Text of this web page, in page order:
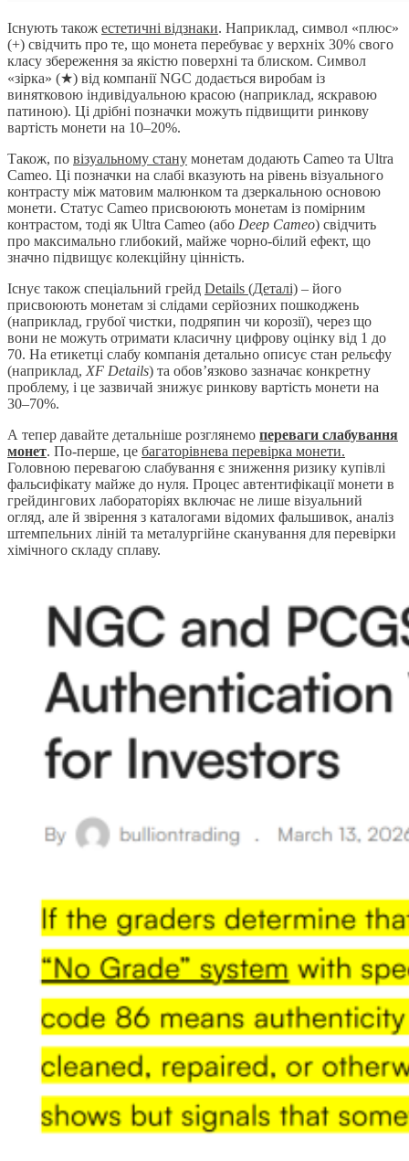
Існують також естетичні відзнаки. Наприклад, символ «плюс»
(+) свідчить про те, що монета перебуває у верхніх 30% свого
класу збереження за якістю поверхні та блиском. Символ
«зірка» (★) від компанії NGC додається виробам із
винятковою індивідуальною красою (наприклад, яскравою
патиною). Ці дрібні позначки можуть підвищити ринкову
вартість монети на 10–20%.
Також, по візуальному стану монетам додають Cameo та Ultra
Cameo. Ці позначки на слабі вказують на рівень візуального
контрасту між матовим малюнком та дзеркальною основою
монети. Статус Cameo присвоюють монетам із помірним
контрастом, тоді як Ultra Cameo (або Deep Cameo) свідчить
про максимально глибокий, майже чорно-білий ефект, що
значно підвищує колекційну цінність.
Існує також спеціальний грейд Details (Деталі) – його
присвоюють монетам зі слідами серйозних пошкоджень
(наприклад, грубої чистки, подряпин чи корозії), через що
вони не можуть отримати класичну цифрову оцінку від 1 до
70. На етикетці слабу компанія детально описує стан рельєфу
(наприклад, XF Details) та обов’язково зазначає конкретну
проблему, і це зазвичай знижує ринкову вартість монети на
30–70%.
А тепер давайте детальніше розглянемо переваги слабування
монет. По-перше, це багаторівнева перевірка монети.
Головною перевагою слабування є зниження ризику купівлі
фальсифікату майже до нуля. Процес автентифікації монети в
грейдингових лабораторіях включає не лише візуальний
огляд, але й звірення з каталогами відомих фальшивок, аналіз
штемпельних ліній та металургійне сканування для перевірки
хімічного складу сплаву.